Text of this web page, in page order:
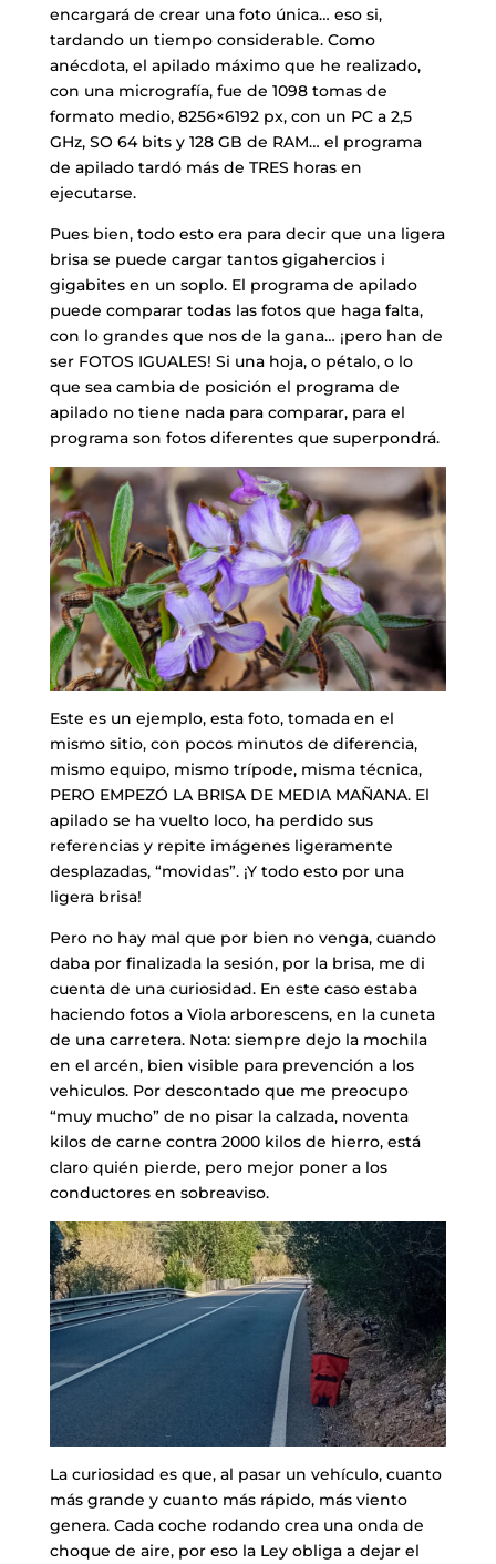
encargará de crear una foto única… eso si,
tardando un tiempo considerable. Como
anécdota, el apilado máximo que he realizado,
con una micrografía, fue de 1098 tomas de
formato medio, 8256×6192 px, con un PC a 2,5
GHz, SO 64 bits y 128 GB de RAM… el programa
de apilado tardó más de TRES horas en
ejecutarse.
Pues bien, todo esto era para decir que una ligera
brisa se puede cargar tantos gigahercios i
gigabites en un soplo. El programa de apilado
puede comparar todas las fotos que haga falta,
con lo grandes que nos de la gana… ¡pero han de
ser FOTOS IGUALES! Si una hoja, o pétalo, o lo
que sea cambia de posición el programa de
apilado no tiene nada para comparar, para el
programa son fotos diferentes que superpondrá.
Este es un ejemplo, esta foto, tomada en el
mismo sitio, con pocos minutos de diferencia,
mismo equipo, mismo trípode, misma técnica,
PERO EMPEZÓ LA BRISA DE MEDIA MAÑANA. El
apilado se ha vuelto loco, ha perdido sus
referencias y repite imágenes ligeramente
desplazadas, “movidas”. ¡Y todo esto por una
ligera brisa!
Pero no hay mal que por bien no venga, cuando
daba por finalizada la sesión, por la brisa, me di
cuenta de una curiosidad. En este caso estaba
haciendo fotos a Viola arborescens, en la cuneta
de una carretera. Nota: siempre dejo la mochila
en el arcén, bien visible para prevención a los
vehiculos. Por descontado que me preocupo
“muy mucho” de no pisar la calzada, noventa
kilos de carne contra 2000 kilos de hierro, está
claro quién pierde, pero mejor poner a los
conductores en sobreaviso.
La curiosidad es que, al pasar un vehículo, cuanto
más grande y cuanto más rápido, más viento
genera. Cada coche rodando crea una onda de
choque de aire, por eso la Ley obliga a dejar el